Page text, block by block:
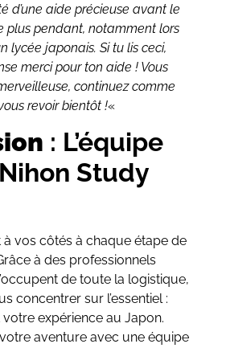
d’une aide précieuse avant le
plus pendant, notamment lors
lycée japonais. Si tu lis ceci,
merci pour ton aide ! Vous
continuez comme
revoir bientôt !«
: L’équipe
Study
à vos côtés à chaque étape de
à des professionnels
de toute la logistique,
concentrer sur l’essentiel :
expérience au Japon.
aventure avec une équipe